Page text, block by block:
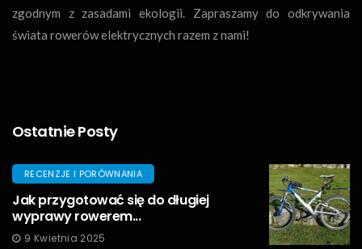
zgodnym z zasadami ekologii. Zapraszamy do odkrywania
świata rowerów elektrycznych razem z nami!
Ostatnie Posty
RECENZJE I PORÓWNANIA
Jak przygotować się do długiej
wyprawy rowerem...
9 Kwietnia 2025